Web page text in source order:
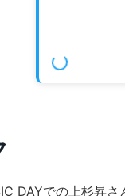
DAYでの上杉昇